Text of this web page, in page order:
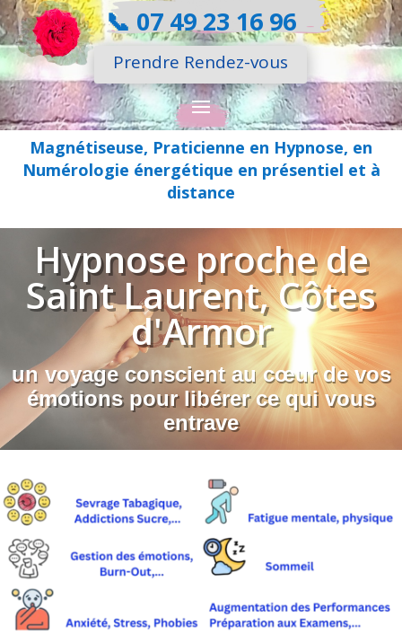
📞 07 49 23 16 96
Prendre Rendez-vous
Magnétiseuse, Praticienne en Hypnose, en
Numérologie énergétique en présentiel et à
distance
Hypnose proche de
Saint Laurent, Côtes
d'Armor
un voyage conscient au cœur de vos
émotions pour libérer ce qui vous
entrave